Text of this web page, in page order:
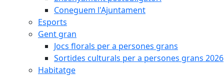
Coneguem l'Ajuntament
Esports
Gent gran
Jocs florals per a persones grans
Sortides culturals per a persones grans 2026
Habitatge